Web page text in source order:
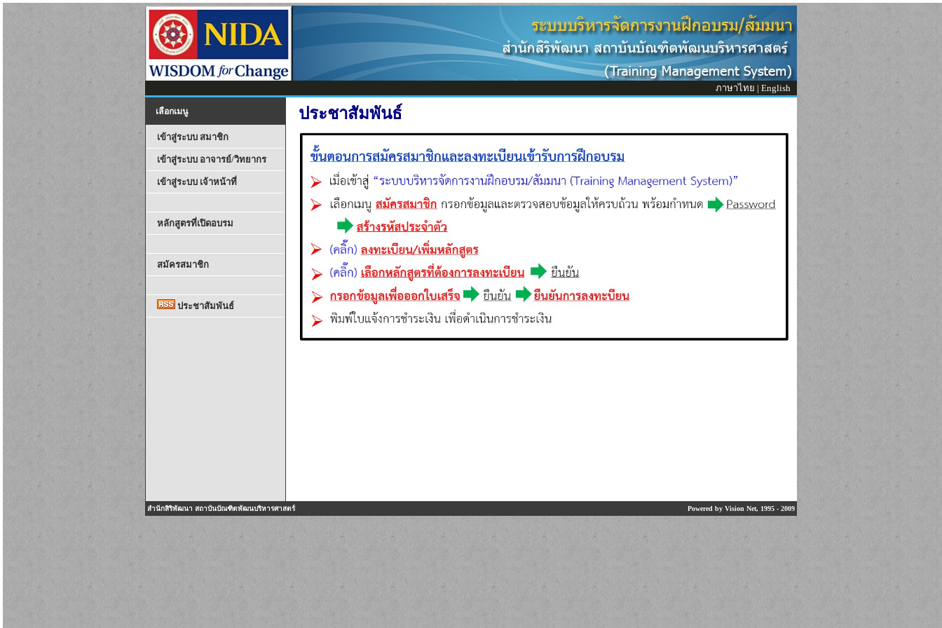
ภาษาไทย | English
เลือกเมนู
เข้าสู่ระบบ สมาชิก
เข้าสู่ระบบ อาจารย์/วิทยากร
เข้าสู่ระบบ เจ้าหน้าที่
หลักสูตรที่เปิดอบรม
สมัครสมาชิก
ประชาสัมพันธ์
ประชาสัมพันธ์
สำนักสิริพัฒนา สถาบันบัณฑิตพัฒนบริหารศาสตร์ Powered by Vision Net, 1995 - 2009